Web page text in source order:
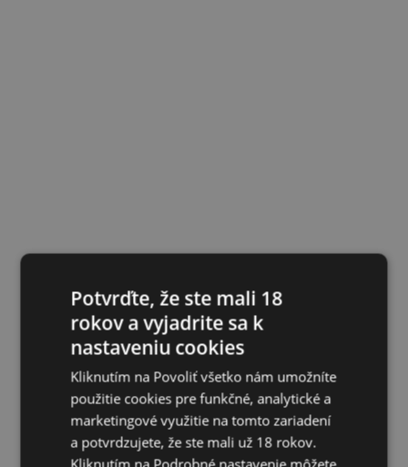
Potvrďte, že ste mali 18
rokov a vyjadrite sa k
nastaveniu cookies
Kliknutím na Povoliť všetko nám umožníte
použitie cookies pre funkčné, analytické a
marketingové využitie na tomto zariadení
a potvrdzujete, že ste mali už 18 rokov.